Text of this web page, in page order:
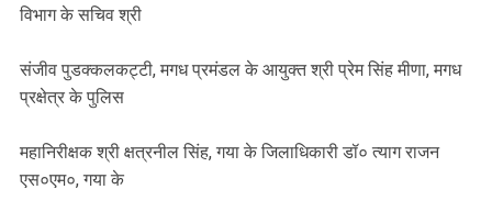
विभाग के सचिव श्री
संजीव पुडक्कलकट्टी, मगध प्रमंडल के आयुक्त श्री प्रेम सिंह मीणा, मगध
प्रक्षेत्र के पुलिस
महानिरीक्षक श्री क्षत्रनील सिंह, गया के जिलाधिकारी डॉ० त्याग राजन
एस०एम०, गया के